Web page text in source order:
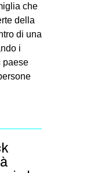
che
della
di una
i
paese